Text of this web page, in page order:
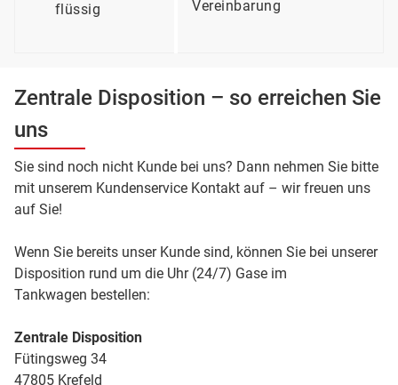
flüssig
Vereinbarung
Zentrale Disposition – so erreichen Sie
uns
Sie sind noch nicht Kunde bei uns? Dann nehmen Sie bitte
mit unserem Kundenservice Kontakt auf – wir freuen uns
auf Sie!
Wenn Sie bereits unser Kunde sind, können Sie bei unserer
Disposition rund um die Uhr (24/7) Gase im
Tankwagen bestellen:
Zentrale Disposition
Fütingsweg 34
47805 Krefeld